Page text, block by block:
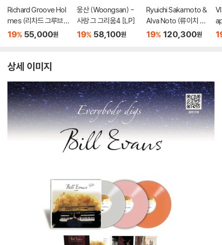
Richard Groove Hol
mes (리차드 그루브
홈스) - Six Million Doll
19% 55,000원
웅산 (Woongsan) -
사랑 그 그리움4 [LP]
19% 58,100원
Ryuichi Sakamoto &
Alva Noto (류이치 사
카모토 & 알바 노토) -
19% 120,300원
상세 이미지